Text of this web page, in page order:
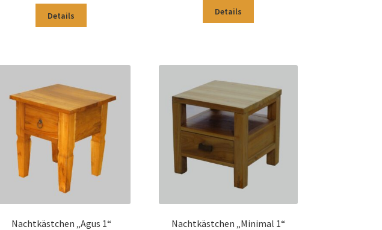
Details Details
Nachtkästchen „Agus 1“ Nachtkästchen „Minimal 1“